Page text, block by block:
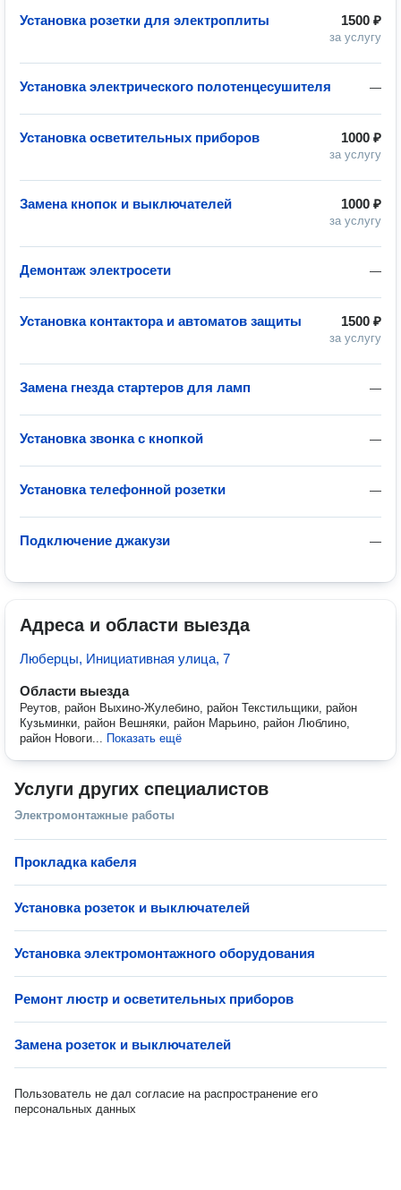
1500 ₽
за услугу
Установка розетки для электроплиты
—
Установка электрического полотенцесушителя
1000 ₽
за услугу
Установка осветительных приборов
1000 ₽
за услугу
Замена кнопок и выключателей
—
Демонтаж электросети
1500 ₽
за услугу
Установка контактора и автоматов защиты
—
Замена гнезда стартеров для ламп
—
Установка звонка с кнопкой
—
Установка телефонной розетки
—
Подключение джакузи
Адреса и области выезда
Люберцы, Инициативная улица, 7
Области выезда
Реутов, район Выхино-Жулебино, район Текстильщики, район
Кузьминки, район Вешняки, район Марьино, район Люблино,
район Новоги... Показать ещё
Услуги других специалистов
Электромонтажные работы
Прокладка кабеля
Установка розеток и выключателей
Установка электромонтажного оборудования
Ремонт люстр и осветительных приборов
Замена розеток и выключателей
Пользователь не дал согласие на распространение его
персональных данных